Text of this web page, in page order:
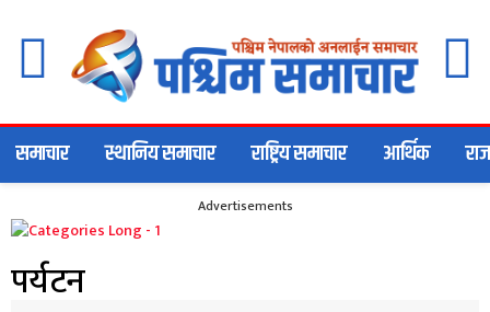
समाचार स्थानिय समाचार राष्ट्रिय समाचार आर्थिक
Advertisements
पर्यटन